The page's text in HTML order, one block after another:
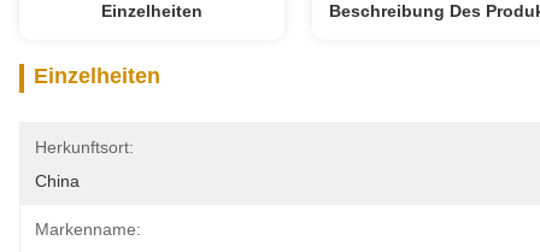
Einzelheiten Beschreibung Des
Einzelheiten
Herkunftsort:
China
Markenname: